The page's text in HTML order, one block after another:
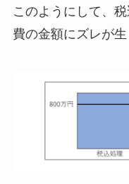
このようにして、
費の金額にズレが生